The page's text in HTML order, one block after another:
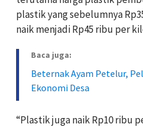
plastik yang sebelumnya
naik menjadi Rp45 ribu per
Baca juga:
Beternak Ayam Petelur,
Ekonomi Desa
“Plastik juga naik Rp10 ribu